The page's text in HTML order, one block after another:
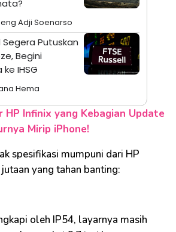
Adji Soenarso
Segera Putuskan
Begini
IHSG
Hema
HP Infinix yang Kebagian Update
Mirip iPhone!
spesifikasi mumpuni dari HP
yang tahan banting:
oleh IP54, layarnya masih